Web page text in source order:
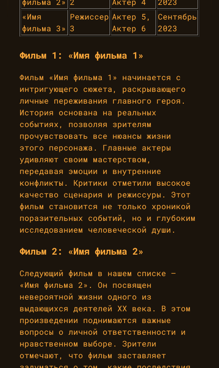
«Имя
фильма 3»
Режиссер
3
Актер 5,
Актер 6
Сентябрь
2023
Фильм 1: «Имя фильма 1»
Фильм «Имя фильма 1» начинается с
интригующего сюжета, раскрывающего
личные переживания главного героя.
История основана на реальных
событиях, позволяя зрителям
прочувствовать все нюансы жизни
этого персонажа. Главные актеры
удивляют своим мастерством,
передавая эмоции и внутренние
конфликты. Критики отметили высокое
качество сценария и режиссуры. Этот
фильм становится не только хроникой
поразительных событий, но и глубоким
исследованием человеческой души.
Фильм 2: «Имя фильма 2»
Следующий фильм в нашем списке –
«Имя фильма 2». Он посвящен
невероятной жизни одного из
выдающихся деятелей XX века. В этом
произведении поднимаются важные
вопросы о личной ответственности и
нравственном выборе. Зрители
отмечают, что фильм заставляет